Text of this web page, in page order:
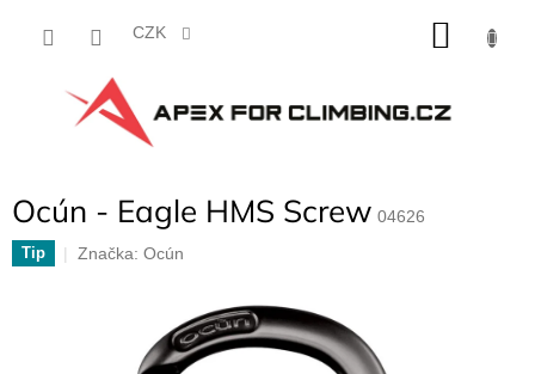
CZK
Ocún - Eagle HMS Screw 04626
Tip Značka: Ocún